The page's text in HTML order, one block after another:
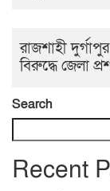
রাজশাহী
বিরুদ্ধে জেলা
Search
Recent